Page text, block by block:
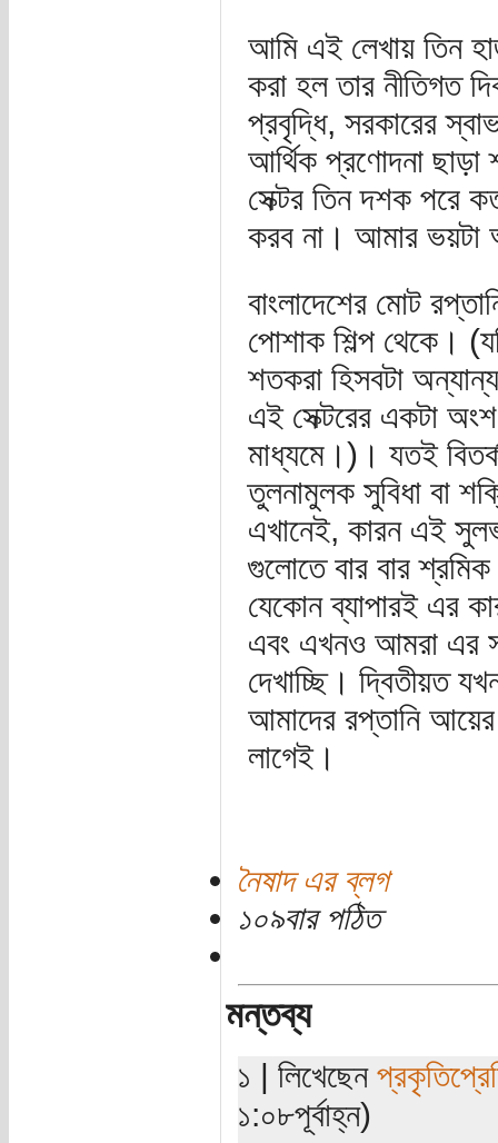
আমি এই লেখায় তিন
করা হল তার নীতিগত
প্রবৃদ্ধি, সরকারের
আর্থিক প্রণোদনা ছাড়া
সেক্টর তিন দশক পরে
করব না। আমার ভয়টা
বাংলাদেশের মোট
পোশাক শিল্প থেকে।
শতকরা হিসবটা
এই সেক্টরের একটা
মাধ্যমে।)। যতই
তুলনামুলক সুবিধা বা
এখানেই, কারন এই
গুলোতে বার বার
যেকোন ব্যাপারই এর
এবং এখনও আমরা এর
দেখাচ্ছি। দ্বিতীয়ত
আমাদের রপ্তানি
লাগেই।
নৈষাদ এর ব্লগ
১০৯বার পঠিত
মন্তব্য
১ | লিখেছেন
১:০৮পূর্বাহ্ন)